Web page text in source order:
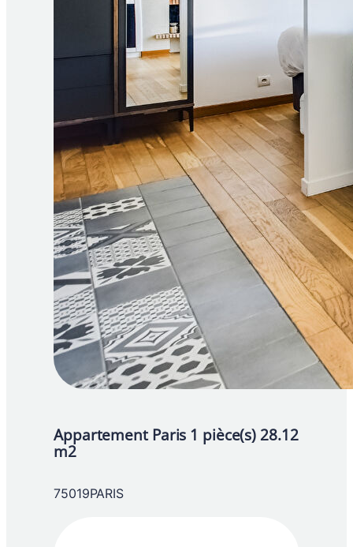
Appartement Paris 1 pièce(s) 28.12
m2
75019PARIS